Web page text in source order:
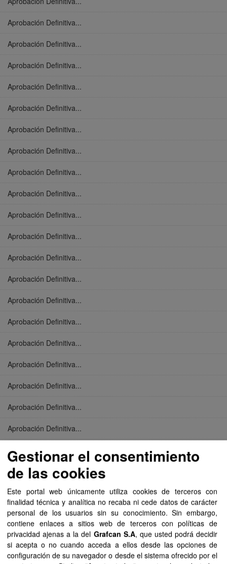
Aprobación Definitiva...
Aprobación Definitiva...
Aprobación Definitiva...
Aprobación Definitiva...
Aprobación Definitiva...
Aprobación Definitiva...
Aprobación Definitiva...
Aprobación Definitiva...
Aprobación Definitiva...
Aprobación Definitiva...
Aprobación Definitiva...
Aprobación Definitiva...
Aprobación Definitiva...
Aprobación Definitiva...
Aprobación Definitiva...
Aprobación Definitiva...
Aprobación Definitiva...
Aprobación Definitiva...
Aprobación Definitiva...
Aprobación Definitiva...
Aprobación Definitiva...
Aprobación Definitiva...
Aprobación Definitiva...
Aprobación Definitiva...
Aprobación Definitiva...
Aprobación Definitiva...
Gestionar el consentimiento
de las cookies
Este portal web únicamente utiliza cookies de terceros con
finalidad técnica y analítica no recaba ni cede datos de carácter
personal de los usuarios sin su conocimiento. Sin embargo,
contiene enlaces a sitios web de terceros con políticas de
privacidad ajenas a la del Grafcan S.A, que usted podrá decidir
si acepta o no cuando acceda a ellos desde las opciones de
configuración de su navegador o desde el sistema ofrecido por el